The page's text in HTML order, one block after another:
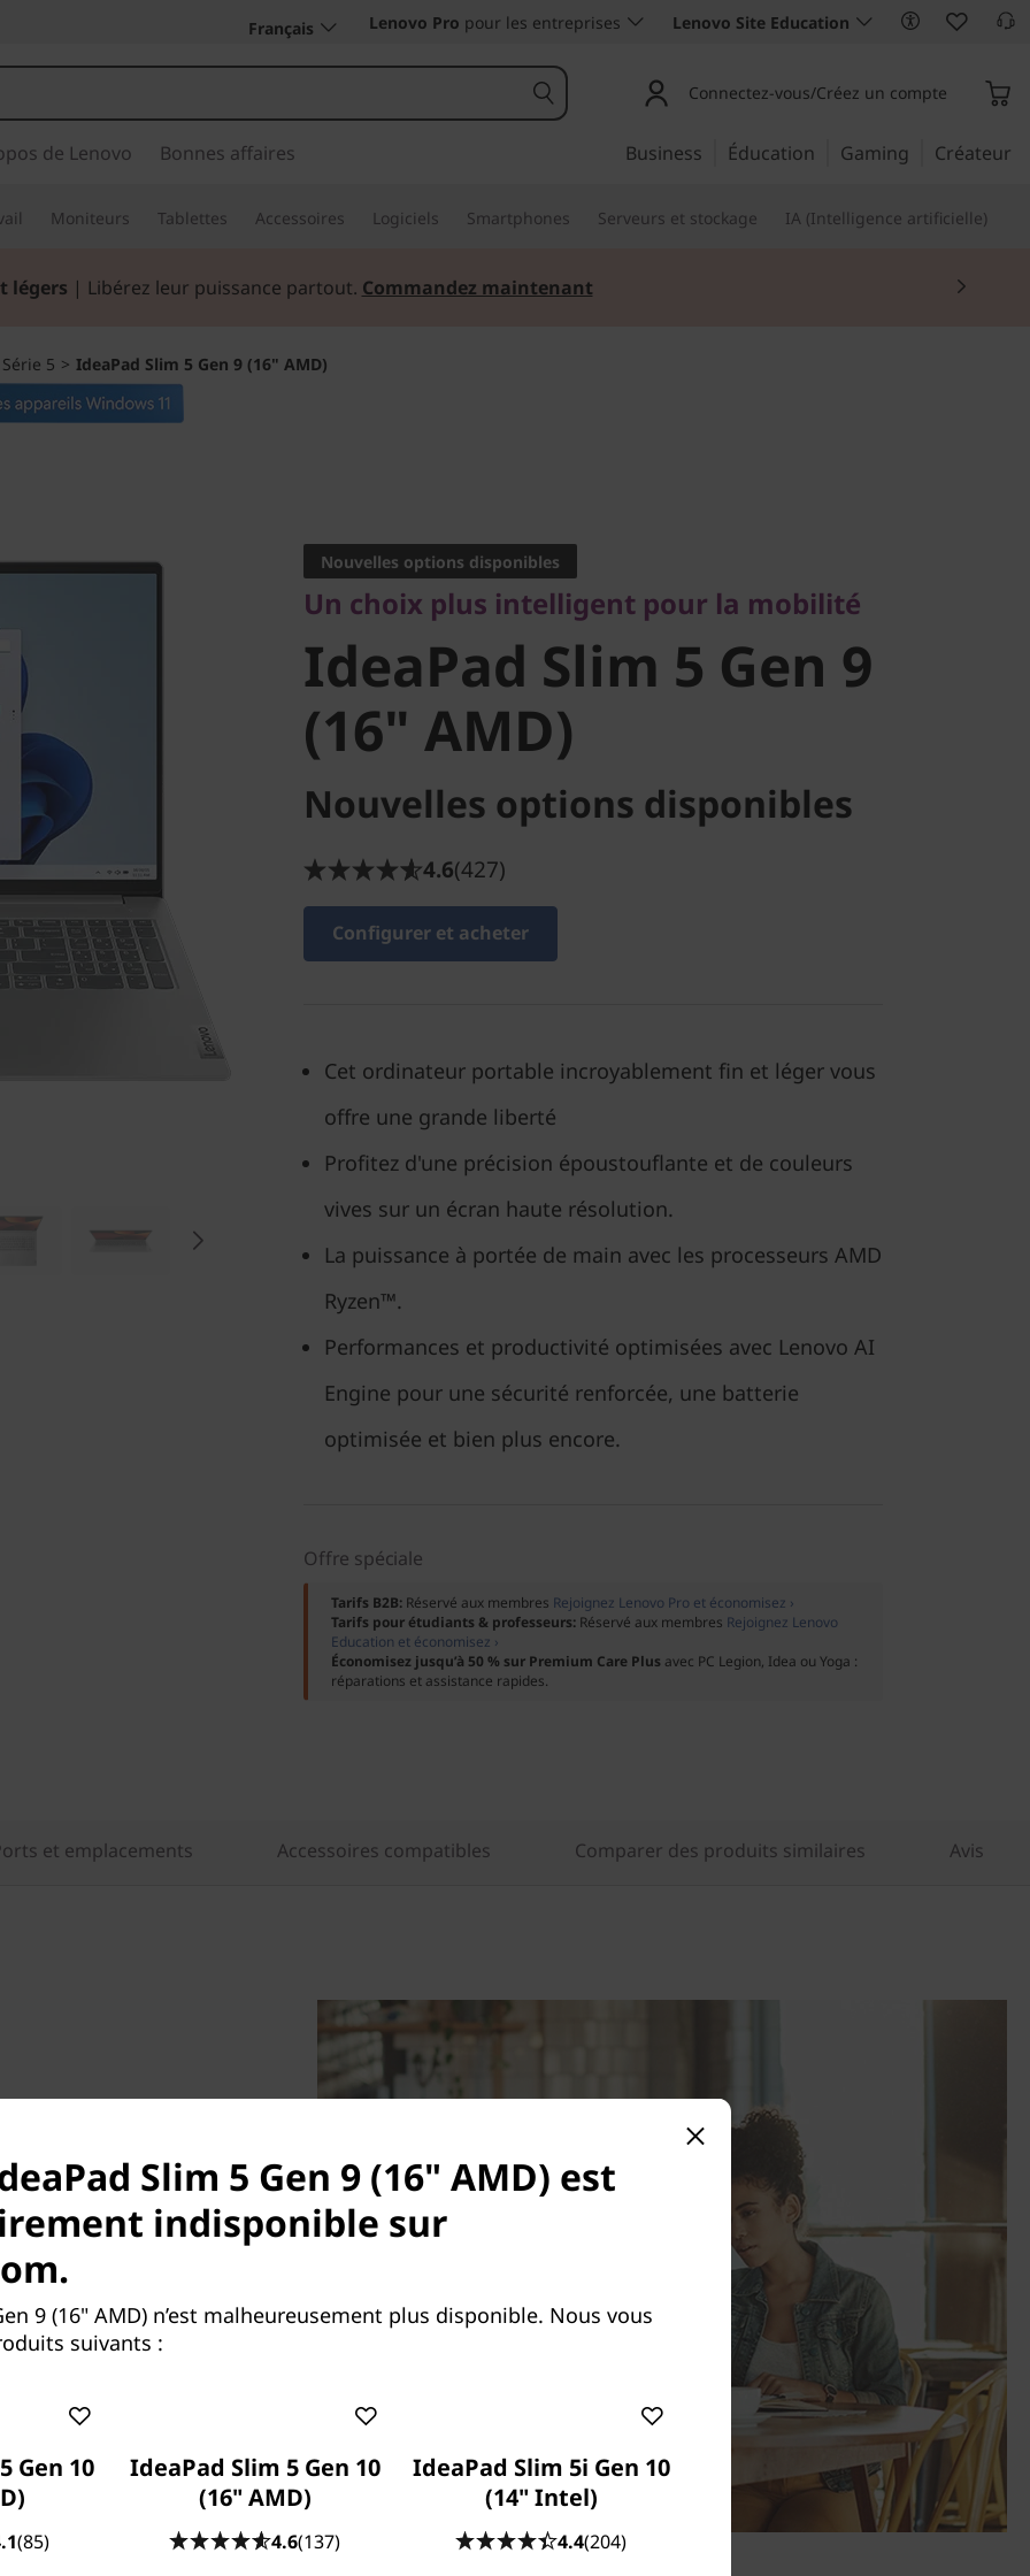
Français Lenovo Pro pour les entreprises Lenovo Site Education
Connectez-vous/Créez un compte
de Lenovo Bonnes affaires Business Éducation Gaming Créateur
Moniteurs Tablettes Accessoires Logiciels Smartphones Serveurs et stockage IA (Intelligence artificielle)
légers | Libérez leur puissance partout. Commandez maintenant
Série 5 > IdeaPad Slim 5 Gen 9 (16" AMD)
IdeaPad Slim 5 Gen
9 (16" AMD)
Nouvelles options disponibles
Un choix plus intelligent pour la mobilité
IdeaPad Slim 5 Gen 9
(16" AMD)
Nouvelles options disponibles
4.6(427)
Configurer et acheter
Cet ordinateur portable incroyablement fin et léger vous
offre une grande liberté
Profitez d'une précision époustouflante et de couleurs
vives sur un écran haute résolution.
La puissance à portée de main avec les processeurs AMD
Ryzen™.
Performances et productivité optimisées avec Lenovo AI
Engine pour une sécurité renforcée, une batterie
optimisée et bien plus encore.
Offre spéciale
Tarifs B2B: Réservé aux membres Rejoignez Lenovo Pro et économisez ›
Tarifs pour étudiants & professeurs: Réservé aux membres Rejoignez Lenovo
Education et économisez ›
Économisez jusqu’à 50 % sur Premium Care Plus avec PC Legion, Idea ou Yoga :
réparations et assistance rapides.
et emplacements Accessoires compatibles Comparer des produits similaires Avis
une mobilité extrême, le
est prêt à vous
pèse que 1,89 kg et son
soit le modèle que
vos déplacements. De
tout se fait en douceur
en choisissant parmi
élégante Cloud Grey et
Slim 5 Gen 9 (16" AMD) est
indisponible sur
9 (16" AMD) n’est malheureusement plus disponible. Nous vous
suivants :
Gen 10
(85)
IdeaPad Slim 5 Gen 10
(16" AMD)
4.6(137)
IdeaPad Slim 5i Gen 10
(14" Intel)
4.4(204)